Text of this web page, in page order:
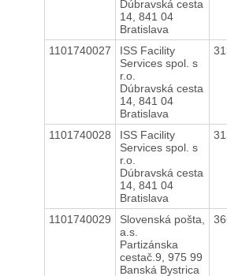
Dúbravská cesta
14, 841 04
Bratislava
1101740027
ISS Facility
Services spol. s
r.o.
Dúbravská cesta
14, 841 04
Bratislava
1101740028
ISS Facility
Services spol. s
r.o.
Dúbravská cesta
14, 841 04
Bratislava
1101740029
Slovenská pošta,
a.s.
Partizánska
cestač.9, 975 99
Banská Bystrica